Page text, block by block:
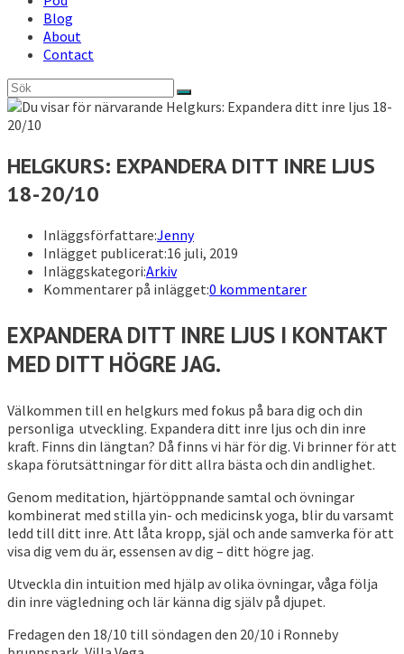
Blog
About
Contact
HELGKURS: EXPANDERA DITT INRE LJUS
18-20/10
Inläggsförfattare:Jenny
Inlägget publicerat:16 juli, 2019
Inläggskategori:Arkiv
Kommentarer på inlägget:0 kommentarer
EXPANDERA DITT INRE LJUS I KONTAKT
MED DITT HÖGRE JAG.
Välkommen till en helgkurs med fokus på bara dig och din
personliga utveckling. Expandera ditt inre ljus och din inre
kraft. Finns din längtan? Då finns vi här för dig. Vi brinner för att
skapa förutsättningar för ditt allra bästa och din andlighet.
Genom meditation, hjärtöppnande samtal och övningar
kombinerat med stilla yin- och medicinsk yoga, blir du varsamt
ledd till ditt inre. Att låta kropp, själ och ande samverka för att
visa dig vem du är, essensen av dig – ditt högre jag.
Utveckla din intuition med hjälp av olika övningar, våga följa
din inre vägledning och lär känna dig själv på djupet.
Fredagen den 18/10 till söndagen den 20/10 i Ronneby